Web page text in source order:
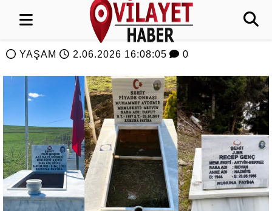
YAŞAM 2.06.2026 16:08:05 0